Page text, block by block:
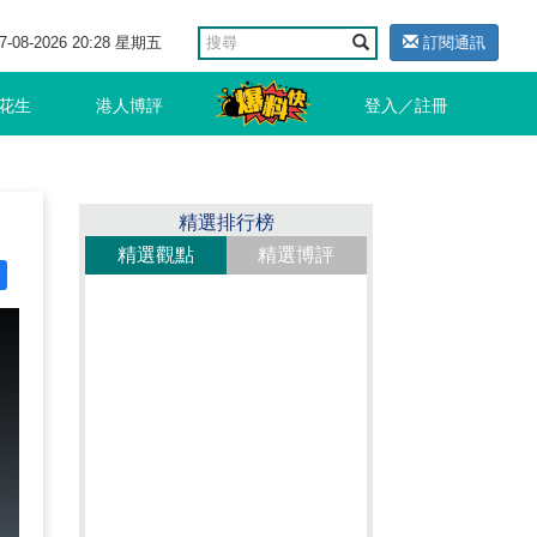
08-2026 20:28 星期五 訂閱通訊
生 港人博評 登入／註冊
精選排行榜
精選觀點
精選博評